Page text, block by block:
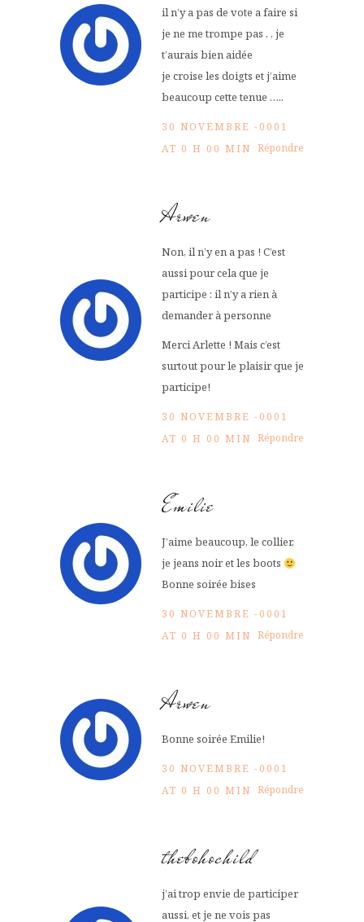
il n’y a pas de vote a faire si
je ne me trompe pas , , je
t’aurais bien aidée
je croise les doigts et j’aime
beaucoup cette tenue …..
30 NOVEMBRE -0001
AT 0 H 00 MIN Répondre
Arwen
Non, il n’y en a pas ! C’est
aussi pour cela que je
participe : il n’y a rien à
demander à personne
Merci Arlette ! Mais c’est
surtout pour le plaisir que je
participe!
30 NOVEMBRE -0001
AT 0 H 00 MIN Répondre
Emilie
J’aime beaucoup, le collier,
je jeans noir et les boots
Bonne soirée bises
30 NOVEMBRE -0001
AT 0 H 00 MIN Répondre
Arwen
Bonne soirée Emilie!
30 NOVEMBRE -0001
AT 0 H 00 MIN Répondre
thebohochild
j’ai trop envie de participer
aussi, et je ne vois pas